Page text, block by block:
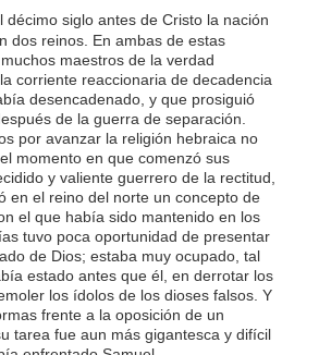
décimo siglo antes de Cristo la nación
dos reinos. En ambas de estas
maestros de la verdad
corriente reaccionaria de decadencia
desencadenado, y que prosiguió
de la guerra de separación.
por avanzar la religión hebraica no
momento en que comenzó sus
y valiente guerrero de la rectitud,
en el reino del norte un concepto de
el que había sido mantenido en los
tuvo poca oportunidad de presentar
de Dios; estaba muy ocupado, tal
estado antes que él, en derrotar los
los ídolos de los dioses falsos. Y
frente a la oposición de un
tarea fue aun más gigantesca y difícil